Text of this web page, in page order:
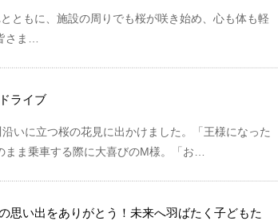
ともに、施設の周りでも桜が咲き始め、心も体も軽
さま…
ライブ
いに立つ桜の花見に出かけました。「王様になった
ま乗車する際に大喜びのM様。「お…
思い出をありがとう！未来へ羽ばたく子どもた